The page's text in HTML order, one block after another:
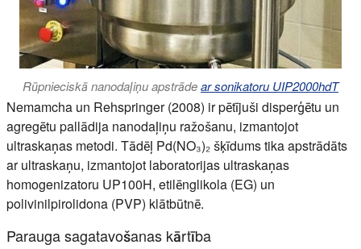
Rūpnieciskā nanodaļiņu apstrādear sonikatoru UIP2000hdT
Nemamcha un Rehspringer (2008) ir pētījuši disperģētu un
agregētu pallādija nanodaļiņu ražošanu, izmantojot
ultraskaņas metodi. Tādēļ Pd(NO₃)₂ šķīdums tika apstrādāts
ar ultraskaņu, izmantojot laboratorijas ultraskaņas
homogenizatoru UP100H, etilēnglikola (EG) un
polivinilpirolidona (PVP) klātbūtnē.
Parauga sagatavošanas kārtība